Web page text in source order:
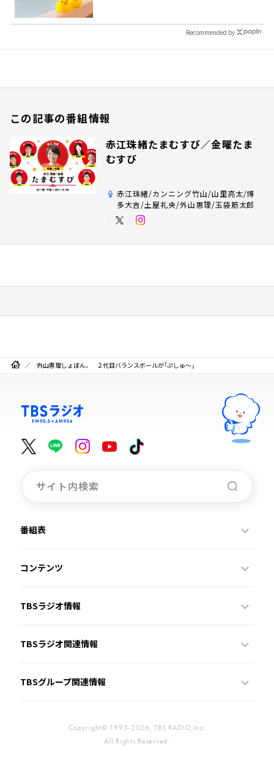
Recommended by
この記事の番組情報
赤江珠緒たまむすび／金曜たま
むすび
赤江珠緒/カンニング竹山/山里亮太/博
多大吉/土屋礼央/外山惠理/玉袋筋太郎
外山惠理しょぼん。 ２代目バランスボールが「ぷしゅ～」
番組表
コンテンツ
TBSラジオ情報
TBSラジオ関連情報
TBSグループ関連情報
Copyright© 1995-2026, TBS RADIO,Inc.
All Rights Reserved.